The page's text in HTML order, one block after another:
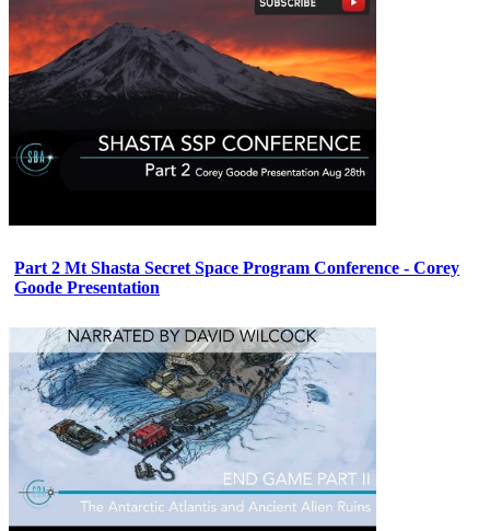
Part 2 Mt Shasta Secret Space Program Conference - Corey
Goode Presentation